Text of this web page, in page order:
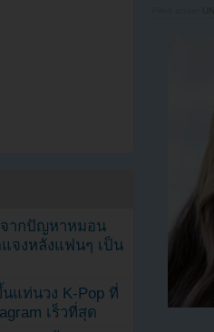
จากปัญหาหมอน
จงหลังแฟนๆ เป็น
แท่นวง K-Pop ที่
เร็วที่สุด